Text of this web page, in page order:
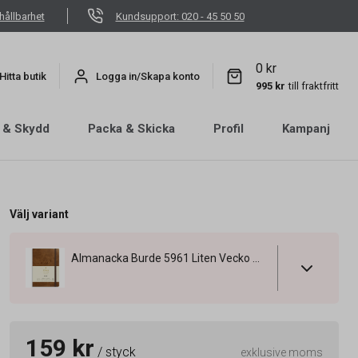
Kundsupport: 020 - 45 50 50
Hitta butik Logga in/Skapa konto
0 kr
995 kr till fraktfritt
Skydd Packa & Skicka Profil Kampanj
Välj variant
159 kr / styck exklusive moms